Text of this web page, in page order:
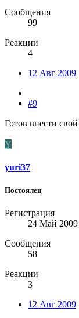
Сообщения
99
Реакции
4
12 Авг 2009
#9
Готов внести
Y
yuri37
Постоялец
Регистрация
24 Май 2009
Сообщения
58
Реакции
3
12 Авг 2009